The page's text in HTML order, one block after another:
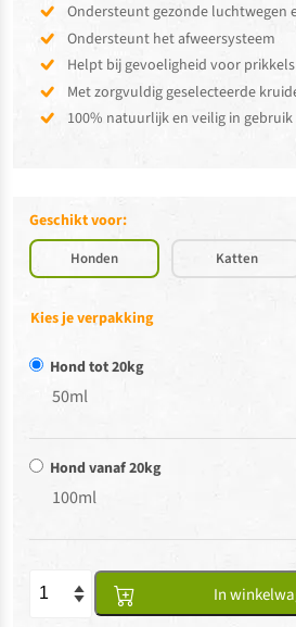
Ondersteunt gezonde luchtwegen
Ondersteunt het afweersysteem
Helpt bij gevoeligheid voor
Met zorgvuldig geselecteerde
100% natuurlijk en veilig in gebruik
Geschikt voor:
Honden Katten
Kies je verpakking
Hond tot 20kg
50ml
Hond vanaf 20kg
100ml
In